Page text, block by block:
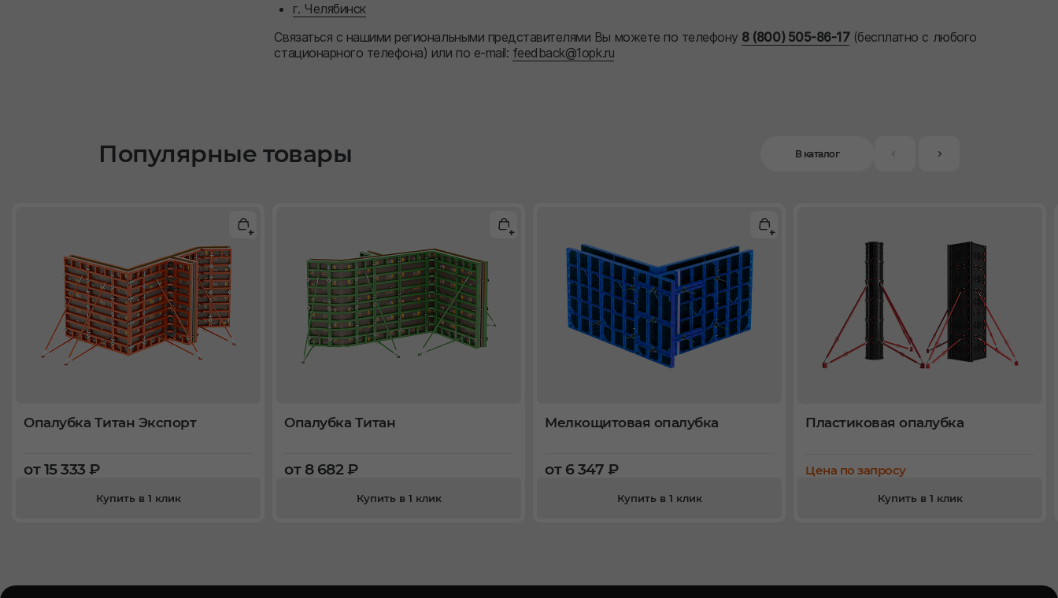
г. Челябинск
Связаться с нашими региональными представителями Вы можете по телефону 8 (800) 505-86-17(бесплатно с любого
стационарного телефона) или по e-mail: feedback@1opk.ru
Популярные товары В каталог
Опалубка Титан Экспорт
от 15 333 ₽
Купить в 1 клик
Опалубка Титан
от 8 682 ₽
Купить в 1 клик
Мелкощитовая опалубка
от 6 347 ₽
Купить в 1 клик
Пластиковая опалубка
Цена по запросу
Купить в 1 клик